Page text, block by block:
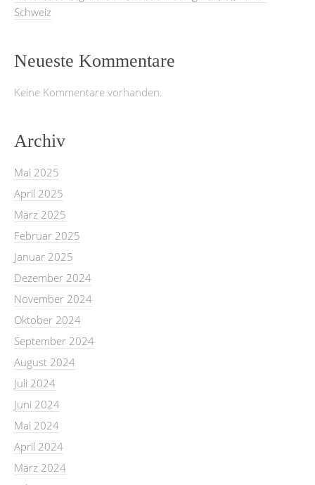
Schweiz
Neueste Kommentare
Keine Kommentare vorhanden.
Archiv
Mai 2025
April 2025
März 2025
Februar 2025
Januar 2025
Dezember 2024
November 2024
Oktober 2024
September 2024
August 2024
Juli 2024
Juni 2024
Mai 2024
April 2024
März 2024